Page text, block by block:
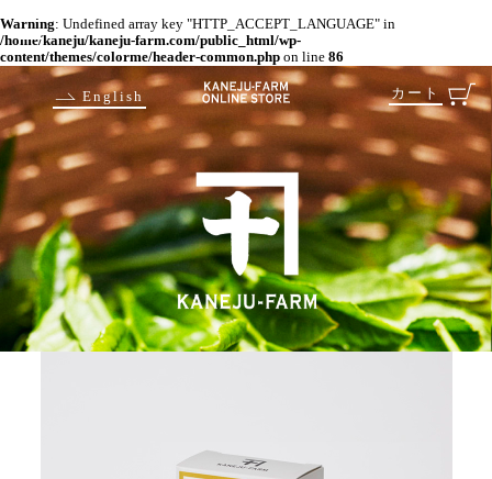
Warning: Undefined array key "HTTP_ACCEPT_LANGUAGE" in
/home/kaneju/kaneju-farm.com/public_html/wp-
content/themes/colorme/header-common.php on line 86
カート
English